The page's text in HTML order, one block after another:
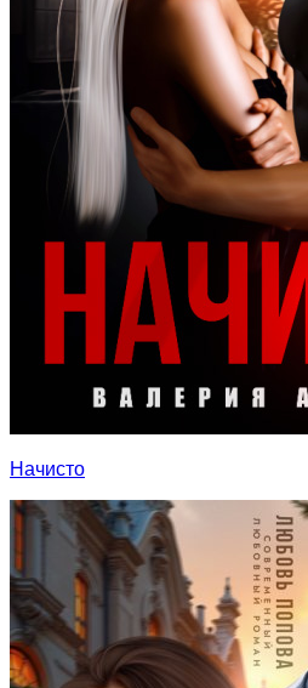
Начисто